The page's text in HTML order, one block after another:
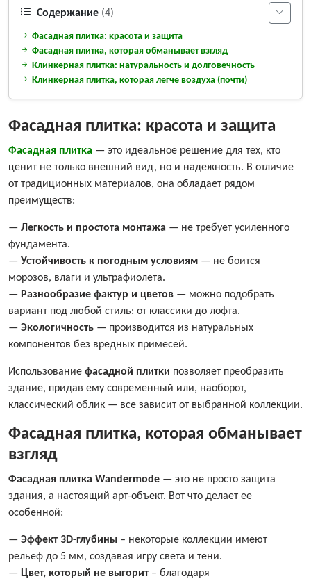
Содержание (4)
Фасадная плитка: красота и защита
Фасадная плитка, которая обманывает взгляд
Клинкерная плитка: натуральность и долговечность
Клинкерная плитка, которая легче воздуха (почти)
Фасадная плитка: красота и защита
Фасадная плитка — это идеальное решение для тех, кто
ценит не только внешний вид, но и надежность. В отличие
от традиционных материалов, она обладает рядом
преимуществ:
— Легкость и простота монтажа — не требует усиленного
фундамента.
— Устойчивость к погодным условиям — не боится
морозов, влаги и ультрафиолета.
— Разнообразие фактур и цветов — можно подобрать
вариант под любой стиль: от классики до лофта.
— Экологичность — производится из натуральных
компонентов без вредных примесей.
Использование фасадной плитки позволяет преобразить
здание, придав ему современный или, наоборот,
классический облик — все зависит от выбранной коллекции.
Фасадная плитка, которая обманывает
взгляд
Фасадная плитка Wandermode — это не просто защита
здания, а настоящий арт-объект. Вот что делает ее
особенной:
— Эффект 3D-глубины – некоторые коллекции имеют
рельеф до 5 мм, создавая игру света и тени.
— Цвет, который не выгорит– благодаря